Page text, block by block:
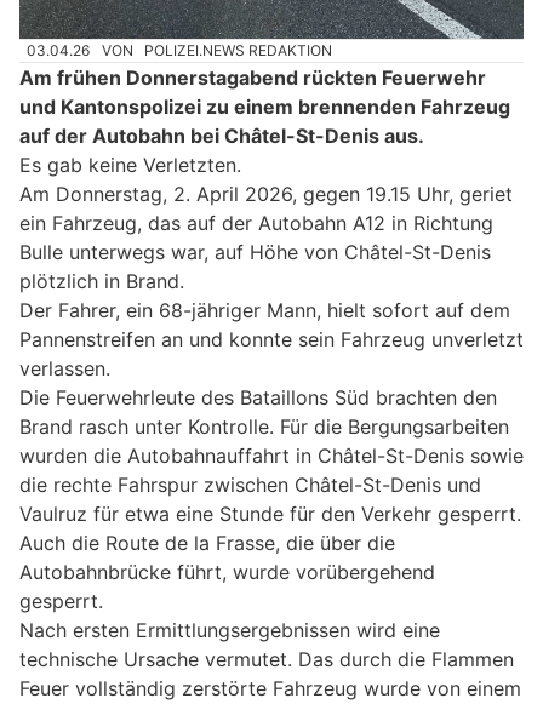
03.04.26 VON POLIZEI.NEWS REDAKTION
Am frühen Donnerstagabend rückten Feuerwehr
und Kantonspolizei zu einem brennenden Fahrzeug
auf der Autobahn bei Châtel-St-Denis aus.
Es gab keine Verletzten.
Am Donnerstag, 2. April 2026, gegen 19.15 Uhr, geriet
ein Fahrzeug, das auf der Autobahn A12 in Richtung
Bulle unterwegs war, auf Höhe von Châtel-St-Denis
plötzlich in Brand.
Der Fahrer, ein 68-jähriger Mann, hielt sofort auf dem
Pannenstreifen an und konnte sein Fahrzeug unverletzt
verlassen.
Die Feuerwehrleute des Bataillons Süd brachten den
Brand rasch unter Kontrolle. Für die Bergungsarbeiten
wurden die Autobahnauffahrt in Châtel-St-Denis sowie
die rechte Fahrspur zwischen Châtel-St-Denis und
Vaulruz für etwa eine Stunde für den Verkehr gesperrt.
Auch die Route de la Frasse, die über die
Autobahnbrücke führt, wurde vorübergehend
gesperrt.
Nach ersten Ermittlungsergebnissen wird eine
technische Ursache vermutet. Das durch die Flammen
Feuer vollständig zerstörte Fahrzeug wurde von einem